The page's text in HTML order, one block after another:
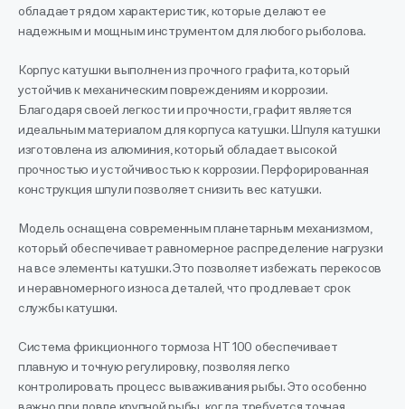
обладает рядом характеристик, которые делают ее
надежным и мощным инструментом для любого рыболова.
Корпус катушки выполнен из прочного графита, который
устойчив к механическим повреждениям и коррозии.
Благодаря своей легкости и прочности, графит является
идеальным материалом для корпуса катушки. Шпуля катушки
изготовлена из алюминия, который обладает высокой
прочностью и устойчивостью к коррозии. Перфорированная
конструкция шпули позволяет снизить вес катушки.
Модель оснащена современным планетарным механизмом,
который обеспечивает равномерное распределение нагрузки
на все элементы катушки. Это позволяет избежать перекосов
и неравномерного износа деталей, что продлевает срок
службы катушки.
Система фрикционного тормоза HT 100 обеспечивает
плавную и точную регулировку, позволяя легко
контролировать процесс вываживания рыбы. Это особенно